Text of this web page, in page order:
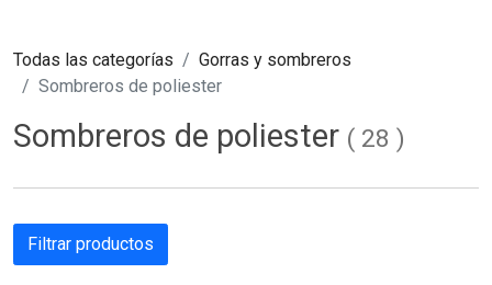
Todas las categorías
Gorras y sombreros
Sombreros de poliester
Sombreros de poliester ( 28 )
Filtrar productos